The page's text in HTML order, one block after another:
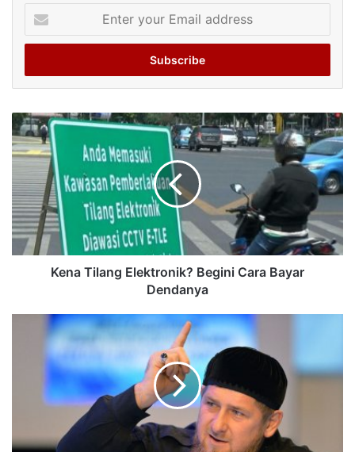
your
Email
Kena Tilang Elektronik? Begini Cara Bayar
Dendanya